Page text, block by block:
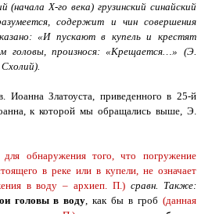
(началаX-го века) грузинский синайский
содержит и чин совершения
«И пускают в купель и крестят
головы, произнося: «Крещается…» (Э.
Иоанна Златоуста, приведенного в 25-й
к которой мы обращались выше, Э.
для обнаружения того, что погружение
в реке или в купели, не означает
в воду – архиеп. П.) сравн. Также:
головы в воду, как бы в гроб (данная